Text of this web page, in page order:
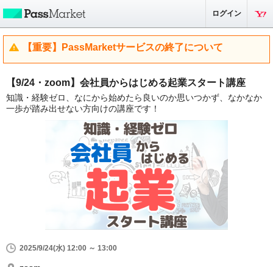
ログイン
【重要】PassMarketサービスの終了について
【9/24・zoom】会社員からはじめる起業スタート講座
知識・経験ゼロ、なにから始めたら良いのか思いつかず、なかなか
一歩が踏み出せない方向けの講座です！
2025/9/24(水) 12:00 ～ 13:00